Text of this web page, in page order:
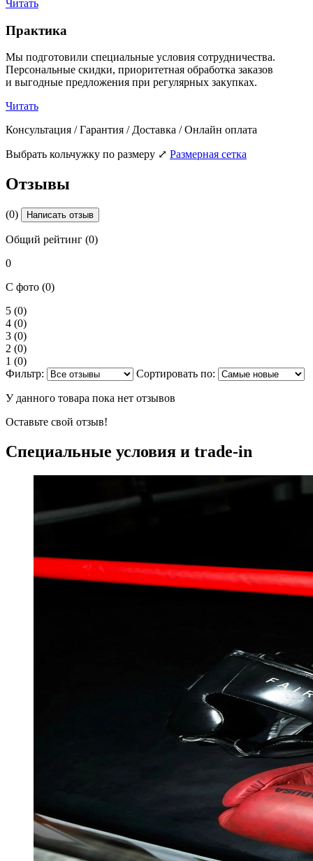
Читать
Практика
Мы подготовили специальные условия сотрудничества.
Персональные скидки, приоритетная обработка заказов
и выгодные предложения при регулярных закупках.
Читать
Консультация / Гарантия / Доставка / Онлайн оплата
Выбрать кольчужку по размеру ⤢ Размерная сетка
Отзывы
(0) Написать отзыв
Общий рейтинг (0)
0
С фото (0)
5 (0)
4 (0)
3 (0)
2 (0)
1 (0)
Фильтр:
Сортировать по:
У данного товара пока нет отзывов
Оставьте свой отзыв!
Специальные условия и trade-in